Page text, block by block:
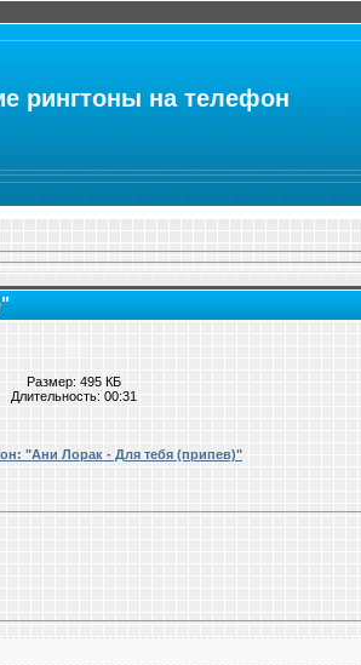
рингтоны на телефон
Размер: 495 КБ
Длительность: 00:31
"Ани Лорак - Для тебя (припев)"